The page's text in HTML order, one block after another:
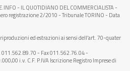
- IL QUOTIDIANO DEL COMMERCIALISTA -
registrazione 2/2010 - Tribunale TORINO - Data
ed estrazioni ai sensi dell’art. 70-quater
011.562.89.70 - Fax 011.562.76.04 -
i.v. C.F. P.IVA Iscrizione Registro Imprese di